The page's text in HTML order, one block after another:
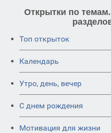
Открытки по
Топ открыток
Календарь
Утро, день, вечер
C днем рождения
Мотивация для жизни